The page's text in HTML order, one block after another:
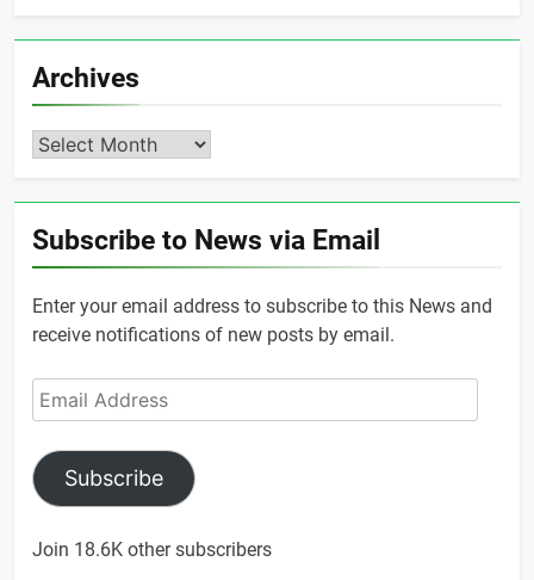
Archives
Archives
Subscribe to News via Email
Enter your email address to subscribe to this News and
receive notifications of new posts by email.
Email
Address
Subscribe
Join 18.6K other subscribers